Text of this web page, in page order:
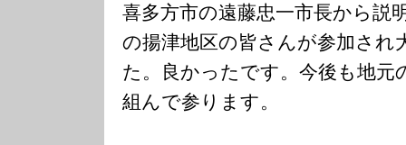
喜多方市の遠藤忠一市長から説
の揚津地区の皆さんが参加され
た。良かったです。今後も地元
組んで参ります。